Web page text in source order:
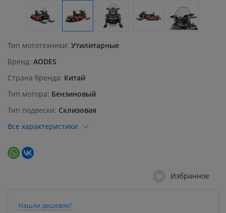
Тип мототехники Утилитарные
Бренд AODES
Страна бренда Китай
Тип мотора Бензиновый
Тип подвески Склизовая
Все характеристики
Избранное
Нашли дешевле?